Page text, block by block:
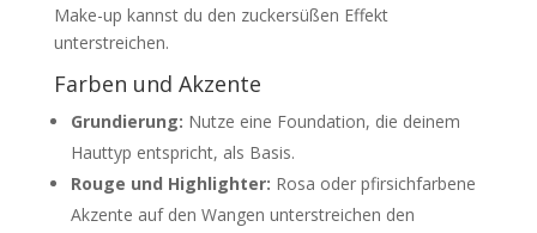
Make-up kannst du den zuckersüßen Effekt
unterstreichen.
Farben und Akzente
Grundierung: Nutze eine Foundation, die deinem
Hauttyp entspricht, als Basis.
Rouge und Highlighter: Rosa oder pfirsichfarbene
Akzente auf den Wangen unterstreichen den